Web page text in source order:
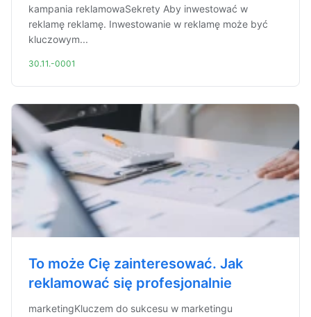
kampania reklamowaSekrety Aby inwestować w
reklamę reklamę. Inwestowanie w reklamę może być
kluczowym...
30.11.-0001
To może Cię zainteresować. Jak
reklamować się profesjonalnie
marketingKluczem do sukcesu w marketingu